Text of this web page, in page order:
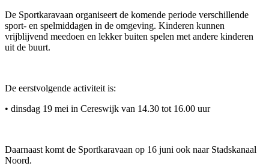
De Sportkaravaan organiseert de komende periode verschillende
sport- en spelmiddagen in de omgeving. Kinderen kunnen
vrijblijvend meedoen en lekker buiten spelen met andere kinderen
uit de buurt.
De eerstvolgende activiteit is:
• dinsdag 19 mei in Cereswijk van 14.30 tot 16.00 uur
Daarnaast komt de Sportkaravaan op 16 juni ook naar Stadskanaal
Noord.